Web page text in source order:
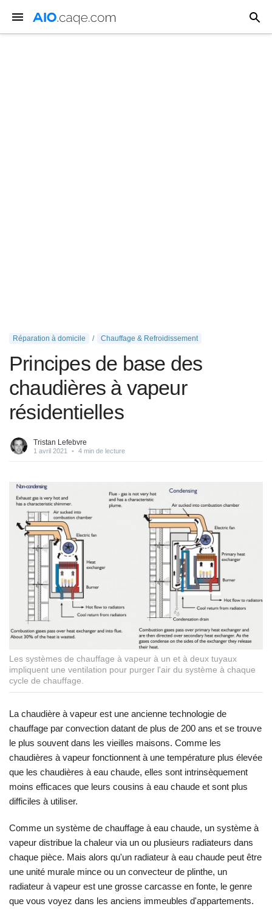
Réparation à domicile Chauffage & Refroidissement
Principes de base des
chaudières à vapeur
résidentielles
Tristan Lefebvre
1 avril 2021 • 4 min de lecture
Les systèmes de chauffage à vapeur à un et à deux tuyaux
impliquent une ventilation pour purger l'air du système à chaque
cycle de chauffage.
La chaudière à vapeur est une ancienne technologie de
chauffage par convection datant de plus de 200 ans et se trouve
le plus souvent dans les vieilles maisons. Comme les
chaudières à vapeur fonctionnent à une température plus élevée
que les chaudières à eau chaude, elles sont intrinsèquement
moins efficaces que leurs cousins à eau chaude et sont plus
difficiles à utiliser.
Comme un système de chauffage à eau chaude, un système à
vapeur distribue la chaleur via un ou plusieurs radiateurs dans
chaque pièce. Mais alors qu'un radiateur à eau chaude peut être
une unité murale mince ou un convecteur de plinthe, un
radiateur à vapeur est une grosse carcasse en fonte, le genre
que vous voyez dans les anciens immeubles d'appartements.